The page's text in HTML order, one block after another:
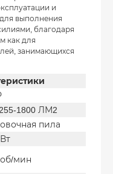
и
выполнения
благодаря
как для
занимающихся
1800 ЛМ2
пила
мин